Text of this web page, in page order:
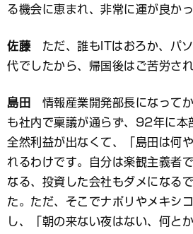
る機会に恵まれ、非常に運が良か
佐藤ただ、誰もITはおろか、パソ
代でしたから、帰国後はご苦労され
島田
情報産業開発部長になって
も社内で稟議が通らず、92年に本
全然利益が出なくて、「島田は何
れるわけです。自分は楽観主義者
なる、投資した会社もダメになる
た。ただ、そこでナポリやメキシ
し、「朝の来ない夜はない、何と